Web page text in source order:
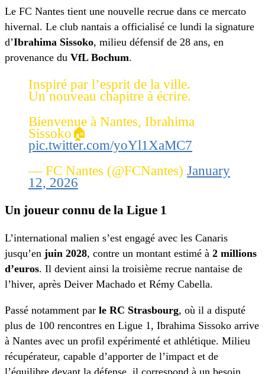
Le FC Nantes tient une nouvelle recrue dans ce mercato
hivernal. Le club nantais a officialisé ce lundi la signature
d’Ibrahima Sissoko, milieu défensif de 28 ans, en
provenance du VfL Bochum.
Inspiré par l’esprit de la ville.
Un nouveau chapitre à écrire.
Bienvenue à Nantes, Ibrahima
Sissoko🏠
pic.twitter.com/yoYl1XaMC7
— FC Nantes (@FCNantes) January
12, 2026
Un joueur connu de la Ligue 1
L’international malien s’est engagé avec les Canaris
jusqu’en juin 2028, contre un montant estimé à 2 millions
d’euros. Il devient ainsi la troisième recrue nantaise de
l’hiver, après Deiver Machado et Rémy Cabella.
Passé notamment par le RC Strasbourg, où il a disputé
plus de 100 rencontres en Ligue 1, Ibrahima Sissoko arrive
à Nantes avec un profil expérimenté et athlétique. Milieu
récupérateur, capable d’apporter de l’impact et de